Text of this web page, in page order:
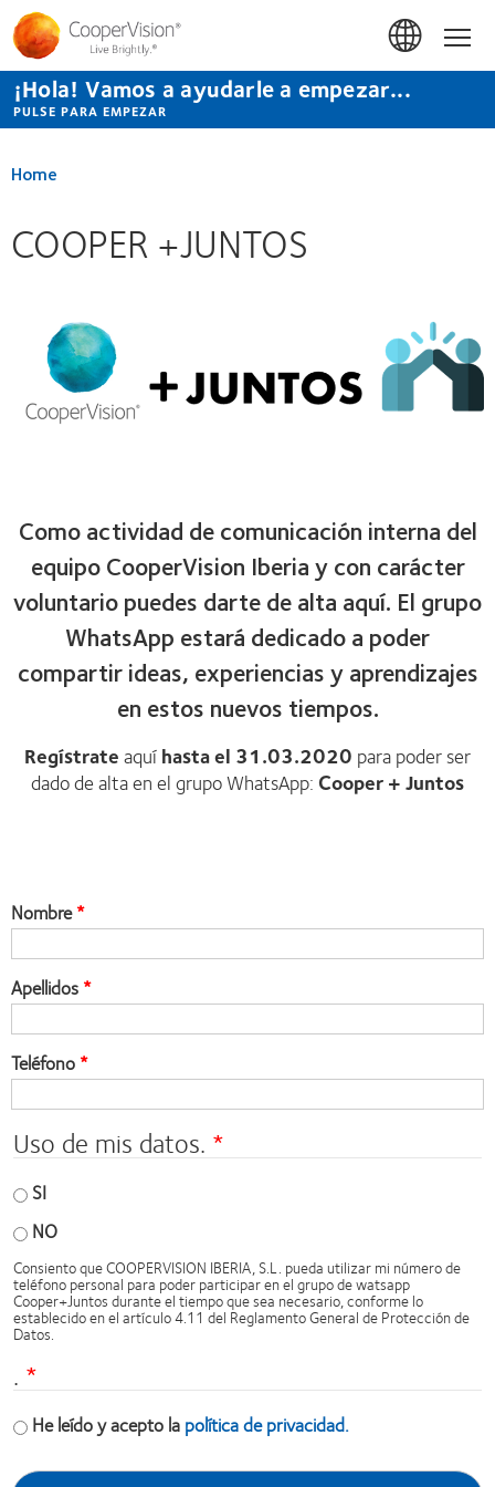
Pasar
contenido
principal
¡Hola! Vamos a ayudarle a empezar...
PULSE PARA EMPEZAR
Home
COOPER +JUNTOS
Como actividad de comunicación interna del
equipo CooperVision Iberia y con carácter
voluntario puedes darte de alta aquí. El grupo
WhatsApp estará dedicado a poder
compartir ideas, experiencias y aprendizajes
en estos nuevos tiempos.
Regístrateaquíhasta el 31.03.2020 para poder ser
dado de alta en el grupo WhatsApp:Cooper + Juntos
Nombre
Apellidos
Teléfono
Uso de mis datos.
SI
NO
Consiento que COOPERVISION IBERIA, S.L. pueda utilizar mi número de
teléfono personal para poder participar en el grupo de watsapp
Cooper+Juntos durante el tiempo que sea necesario, conforme lo
establecido en el artículo 4.11 del Reglamento General de Protección de
Datos.
.
He leído y acepto lapolítica de privacidad.